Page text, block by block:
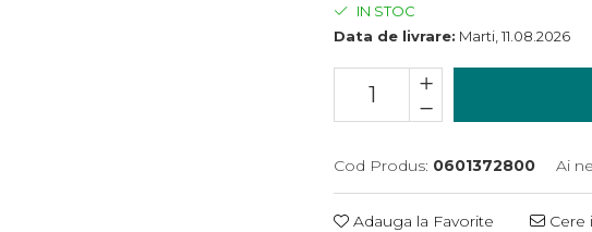
IN STOC
Data de livrare: Marti, 11.08.2026
Cod Produs: 0601372800 Ai
Adauga la Favorite Cere